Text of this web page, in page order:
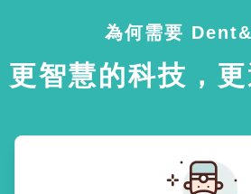
為何需要
更智慧的科技，